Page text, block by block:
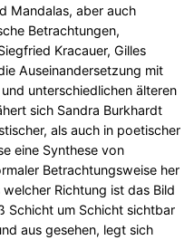
Mandalas, aber auch
Betrachtungen,
Kracauer, Gilles
Auseinandersetzung mit
unterschiedlichen älteren
sich Sandra Burkhardt
als auch in poetischer
eine Synthese von
Betrachtungsweise her
Richtung ist das Bild
Schicht um Schicht sichtbar
aus gesehen, legt sich